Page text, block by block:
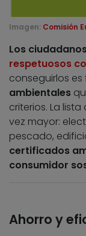
Imagen: Comisión
Los
respetuosos
conseguirlos
ambientales
criterios. La
vez mayor:
pescado,
certificados
consumidor
Ahorro y